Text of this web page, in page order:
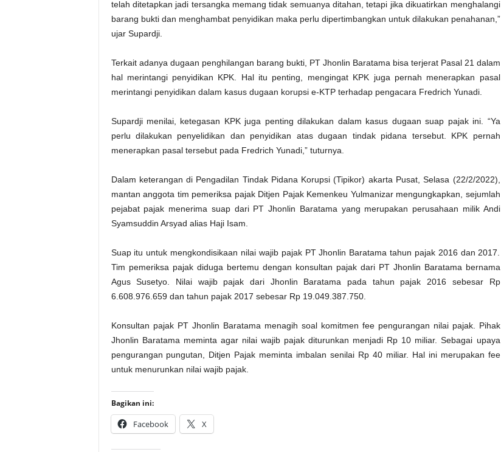
telah ditetapkan jadi tersangka memang tidak semuanya ditahan, tetapi jika dikuatirkan menghalangi
barang bukti dan menghambat penyidikan maka perlu dipertimbangkan untuk dilakukan penahanan,”
ujar Supardji.
Terkait adanya dugaan penghilangan barang bukti, PT Jhonlin Baratama bisa terjerat Pasal 21 dalam
hal merintangi penyidikan KPK. Hal itu penting, mengingat KPK juga pernah menerapkan pasal
merintangi penyidikan dalam kasus dugaan korupsi e-KTP terhadap pengacara Fredrich Yunadi.
Supardji menilai, ketegasan KPK juga penting dilakukan dalam kasus dugaan suap pajak ini. “Ya
perlu dilakukan penyelidikan dan penyidikan atas dugaan tindak pidana tersebut. KPK pernah
menerapkan pasal tersebut pada Fredrich Yunadi,” tuturnya.
Dalam keterangan di Pengadilan Tindak Pidana Korupsi (Tipikor) akarta Pusat, Selasa (22/2/2022),
mantan anggota tim pemeriksa pajak Ditjen Pajak Kemenkeu Yulmanizar mengungkapkan, sejumlah
pejabat pajak menerima suap dari PT Jhonlin Baratama yang merupakan perusahaan milik Andi
Syamsuddin Arsyad alias Haji Isam.
Suap itu untuk mengkondisikaan nilai wajib pajak PT Jhonlin Baratama tahun pajak 2016 dan 2017.
Tim pemeriksa pajak diduga bertemu dengan konsultan pajak dari PT Jhonlin Baratama bernama
Agus Susetyo. Nilai wajib pajak dari Jhonlin Baratama pada tahun pajak 2016 sebesar Rp
6.608.976.659 dan tahun pajak 2017 sebesar Rp 19.049.387.750.
Konsultan pajak PT Jhonlin Baratama menagih soal komitmen fee pengurangan nilai pajak. Pihak
Jhonlin Baratama meminta agar nilai wajib pajak diturunkan menjadi Rp 10 miliar. Sebagai upaya
pengurangan pungutan, Ditjen Pajak meminta imbalan senilai Rp 40 miliar. Hal ini merupakan fee
untuk menurunkan nilai wajib pajak.
Bagikan ini:
Facebook X